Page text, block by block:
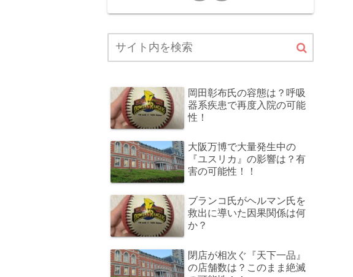
岡田彰布氏の容態は？呼吸
器系疾患で再度入院の可能
性！
大阪万博で大量発生中の
『ユスリカ』の影響は？有
害の可能性！！
ブランコ氏がヘルマン氏を
救出に導いた因果関係は何
か？
閉店が相次ぐ『天下一品』
の店舗数は？このまま絶滅